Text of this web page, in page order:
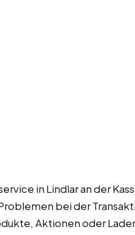
in Lindlar an der
bei der
Aktionen oder